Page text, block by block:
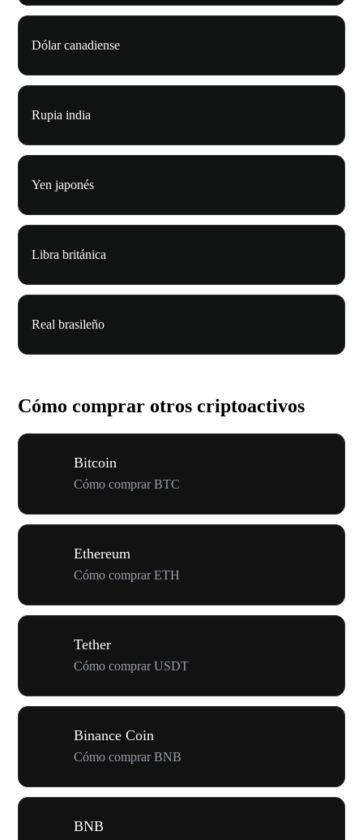
Dólar canadiense
Rupia india
Yen japonés
Libra británica
Real brasileño
Cómo comprar otros criptoactivos
Bitcoin
Cómo comprar BTC
Ethereum
Cómo comprar ETH
Tether
Cómo comprar USDT
Binance Coin
Cómo comprar BNB
BNB